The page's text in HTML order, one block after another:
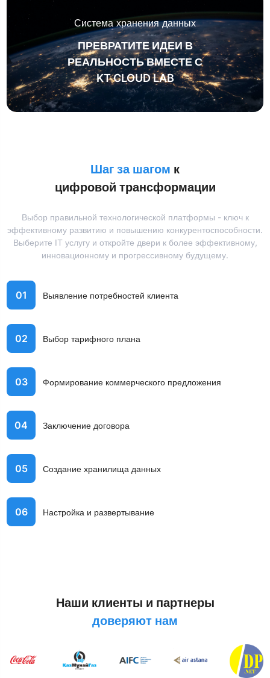
Система хранения данных
ПРЕВРАТИТЕ ИДЕИ В
РЕАЛЬНОСТЬ ВМЕСТЕ С
KT CLOUD LAB
Шаг за шагом к
цифровой трансформации
Выбор правильной технологической платформы - ключ к
эффективному развитию и повышению конкурентоспособности.
Выберите IT услугу и откройте двери к более эффективному,
инновационному и прогрессивному будущему.
01 Выявление потребностей клиента
02 Выбор тарифного плана
03 Формирование коммерческого предложения
04 Заключение договора
05 Создание хранилища данных
06 Настройка и развертывание
Наши клиенты и партнеры
доверяют нам